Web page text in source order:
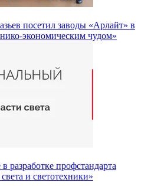
посетил заводы «Арлайт» в
экономическим чудом»
разработке профстандарта
и светотехники»